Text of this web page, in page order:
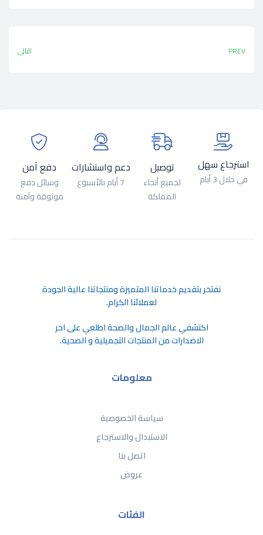
PREV التالي
استرجاع سهل
في خلال 3 أيام
توصيل
لجميع أنحاء
المملكة
دعم واستشارات
7 أيام بالأسبوع
دفع آمن
وسائل دفع
موثوقة وآمنة
ﻧﻔﺘﺨﺮ ﺑﺘﻘﺪﻳﻢ ﺧﺪﻣﺎﺗﻨﺎ اﻟﻤﺘﻤﻴﺰة وﻣﻨﺘﺠﺎﺗﻨﺎ ﻋﺎﻟﻴﺔ اﻟﺠﻮدة
ﻟﻌﻤﻼﺋﻨﺎ اﻟﻜﺮام.
اكتشفي عالم الجمال والصحة اطلعي على اخر
الاصدارات من المنتجات التجميلية و الصحية.
معلومات
سياسة الخصوصية
الاستبدال والاسترجاع
اتصل بنا
عروض
الفئات